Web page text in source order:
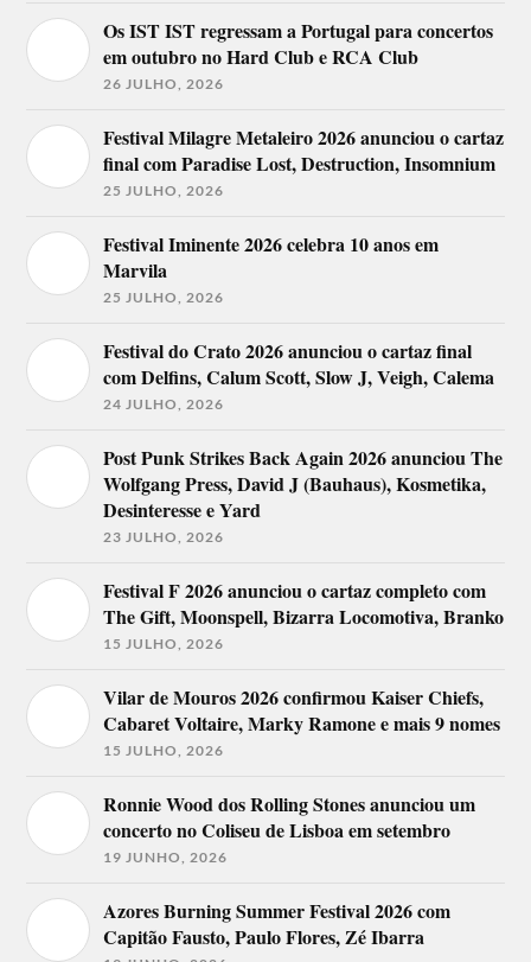
Os IST IST regressam a Portugal para concertos
em outubro no Hard Club e RCA Club
26 JULHO, 2026
Festival Milagre Metaleiro 2026 anunciou o cartaz
final com Paradise Lost, Destruction, Insomnium
25 JULHO, 2026
Festival Iminente 2026 celebra 10 anos em
Marvila
25 JULHO, 2026
Festival do Crato 2026 anunciou o cartaz final
com Delfins, Calum Scott, Slow J, Veigh, Calema
24 JULHO, 2026
Post Punk Strikes Back Again 2026 anunciou The
Wolfgang Press, David J (Bauhaus), Kosmetika,
Desinteresse e Yard
23 JULHO, 2026
Festival F 2026 anunciou o cartaz completo com
The Gift, Moonspell, Bizarra Locomotiva, Branko
15 JULHO, 2026
Vilar de Mouros 2026 confirmou Kaiser Chiefs,
Cabaret Voltaire, Marky Ramone e mais 9 nomes
15 JULHO, 2026
Ronnie Wood dos Rolling Stones anunciou um
concerto no Coliseu de Lisboa em setembro
19 JUNHO, 2026
Azores Burning Summer Festival 2026 com
Capitão Fausto, Paulo Flores, Zé Ibarra